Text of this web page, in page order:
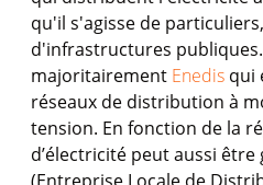
qu'il s'agisse de
d'infrastructures publiques.
majoritairement Enedis qui
réseaux de distribution à
tension. En fonction de la
d’électricité peut aussi être
(Entreprise Locale de